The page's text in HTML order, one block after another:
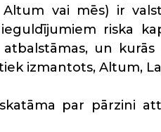
Altum vai mēs) ir
riska
un
izmantots, Altum,
par pārzini